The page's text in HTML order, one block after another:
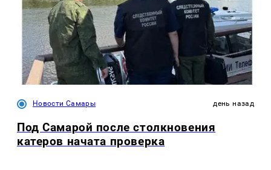
Новости Самары день назад
Под Самарой после столкновения
катеров начата проверка